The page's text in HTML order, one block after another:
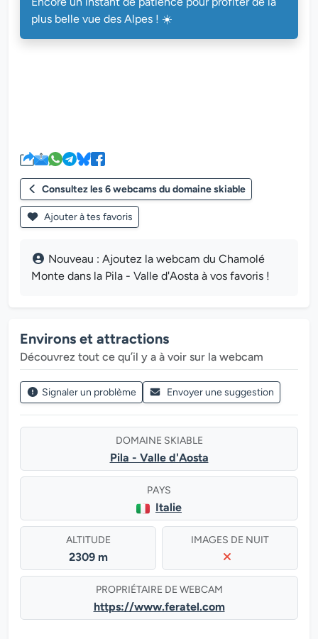
plus belle vue des Alpes ! ☀️
Consultez les 6 webcams du domaine skiable
Ajouter à tes favoris
Nouveau : Ajoutez la webcam du Chamolé
Monte dans la Pila - Valle d'Aosta à vos favoris !
Environs et attractions
Découvrez tout ce qu’il y a à voir sur la webcam
Signaler un problème Envoyer une suggestion
DOMAINE SKIABLE
Pila - Valle d'Aosta
PAYS
Italie
ALTITUDE
2309 m
IMAGES DE NUIT
PROPRIÉTAIRE DE WEBCAM
https://www.feratel.com